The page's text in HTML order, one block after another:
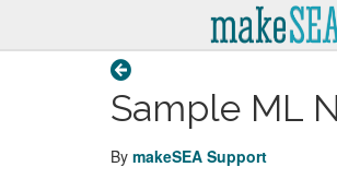
Sample ML
By makeSEA Support